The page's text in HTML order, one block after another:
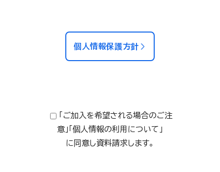
個人情報保護方針
「ご加入を希望される場合のご注
意」「個人情報の利用について」
に同意し資料請求します。